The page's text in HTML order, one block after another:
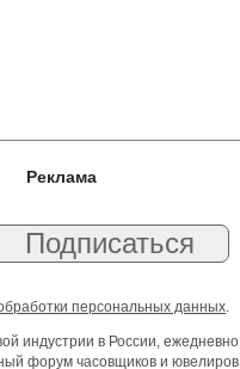
Реклама
персональных данных.
индустрии в России, ежедневно
форум часовщиков и ювелиров